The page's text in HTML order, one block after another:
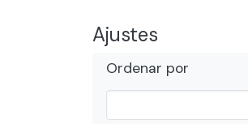
Ajustes
Ordenar por